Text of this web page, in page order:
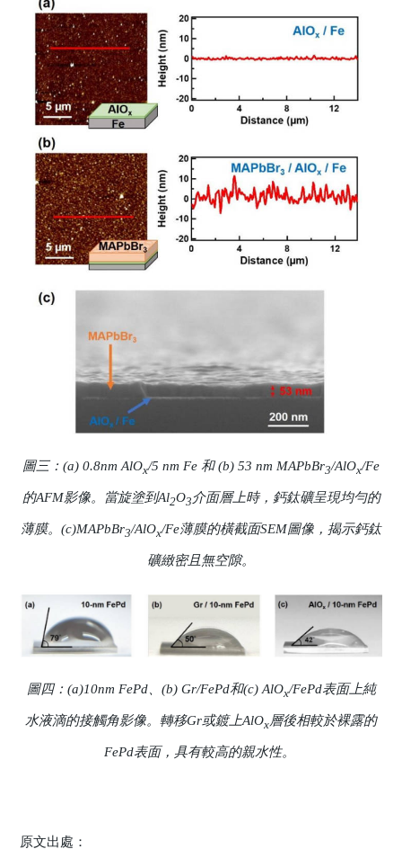
圖三：(a) 0.8nm AlOx/5 nm Fe 和 (b) 53 nm MAPbBr3/AlOx/Fe
的AFM影像。當旋塗到Al2O3 介面層上時，鈣鈦礦呈現均勻的
薄膜。 (c)MAPbBr3/AlOx/Fe薄膜的橫截面SEM圖像，揭示鈣鈦
礦緻密且無空隙。
圖四：(a)10nm FePd、(b) Gr/FePd和(c) AlOx/FePd表面上純
水液滴的接觸角影像。轉移Gr或鍍上AlOx層後相較於裸露的
FePd表面，具有較高的親水性。
原文出處：